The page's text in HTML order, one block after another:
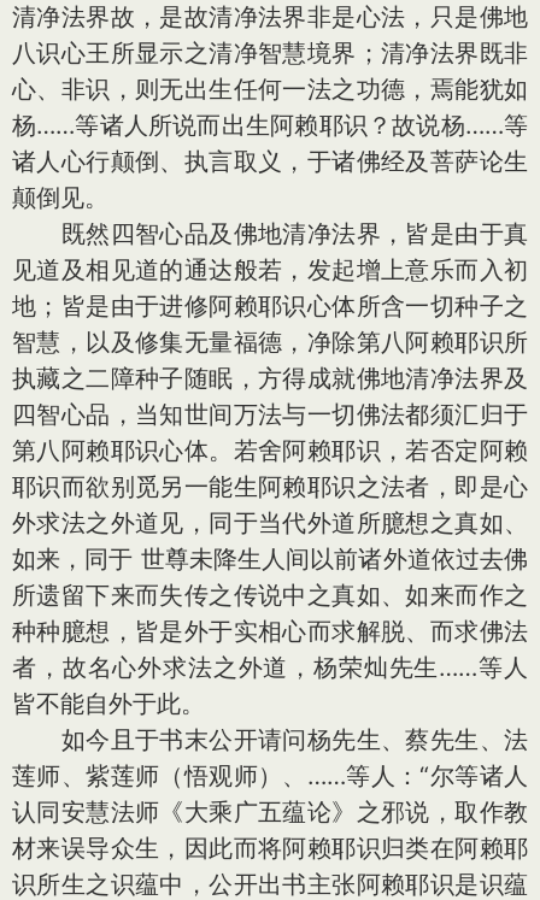
清净法界故，是故清净法界非是心法，只是佛地
八识心王所显示之清净智慧境界；清净法界既非
心、非识，则无出生任何一法之功德，焉能犹如
杨……等诸人所说而出生阿赖耶识？故说杨……等
诸人心行颠倒、执言取义，于诸佛经及菩萨论生
颠倒见。
既然四智心品及佛地清净法界，皆是由于真
见道及相见道的通达般若，发起增上意乐而入初
地；皆是由于进修阿赖耶识心体所含一切种子之
智慧，以及修集无量福德，净除第八阿赖耶识所
执藏之二障种子随眠，方得成就佛地清净法界及
四智心品，当知世间万法与一切佛法都须汇归于
第八阿赖耶识心体。若舍阿赖耶识，若否定阿赖
耶识而欲别觅另一能生阿赖耶识之法者，即是心
外求法之外道见，同于当代外道所臆想之真如、
如来，同于 世尊未降生人间以前诸外道依过去佛
所遗留下来而失传之传说中之真如、如来而作之
种种臆想，皆是外于实相心而求解脱、而求佛法
者，故名心外求法之外道，杨荣灿先生……等人
皆不能自外于此。
如今且于书末公开请问杨先生、蔡先生、法
莲师、紫莲师（悟观师）、……等人：“尔等诸人
认同安慧法师《大乘广五蕴论》之邪说，取作教
材来误导众生，因此而将阿赖耶识归类在阿赖耶
识所生之识蕴中，公开出书主张阿赖耶识是识蕴